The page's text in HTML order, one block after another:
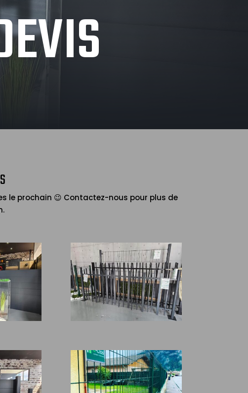
le prochain 😉 Contactez-nous pour plus de